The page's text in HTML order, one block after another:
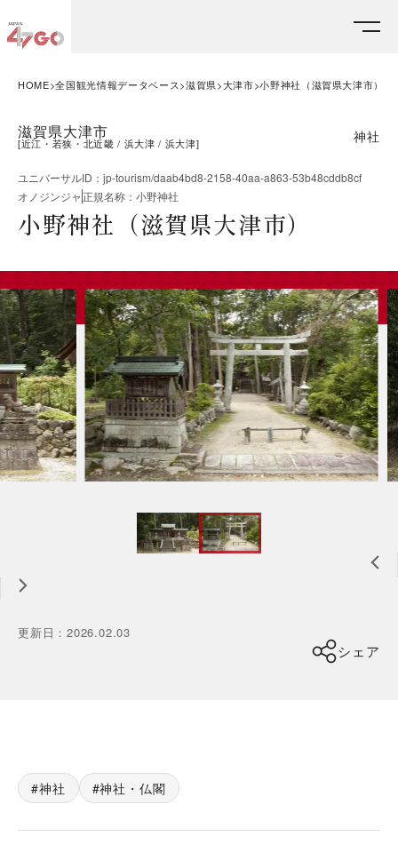
HOME 全国観光情報データベース 滋賀県 大津市 小野神社（滋賀県大津市）
滋賀県大津市
[近江・若狭・北近畿 浜大津 浜大津] 神社
ユニバーサルID ： jp-tourism/daab4bd8-2158-40aa-a863-53b48cddb8cf
オノジンジャ正規名称 ： 小野神社
小野神社（滋賀県大津市）
更新日 ：2026.02.03
シェア
神社 神社・仏閣